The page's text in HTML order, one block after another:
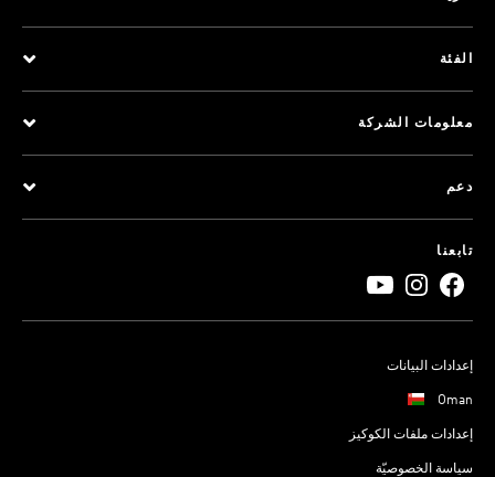
الفئة
معلومات الشركة
دعم
تابعنا
إعدادات البيانات
Oman
إعدادات ملفات الكوكيز
سياسة الخصوصيّة